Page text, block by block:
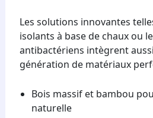
Les solutions innovantes
isolants à base de chaux ou
antibactériens intègrent
génération de matériaux
Bois massif et bambou
naturelle